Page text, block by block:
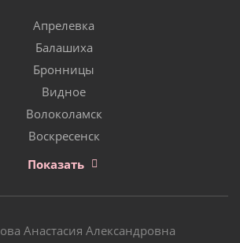
Апрелевка
Балашиха
Бронницы
Видное
Волоколамск
Воскресенск
Показать
Анастасия Александровна